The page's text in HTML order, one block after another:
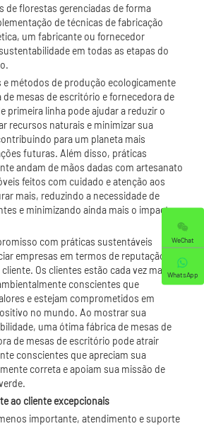
de florestas gerenciadas de forma
de técnicas de fabricação
um fabricante ou fornecedor
em todas as etapas do
e métodos de produção ecologicamente
mesas de escritório e fornecedora de
primeira linha pode ajudar a reduzir o
recursos naturais e minimizar sua
para um planeta mais
futuras. Além disso, práticas
andam de mãos dadas com artesanato
feitos com cuidado e atenção aos
mais, reduzindo a necessidade de
e minimizando ainda mais o impacto
com práticas sustentáveis
empresas em termos de reputação de
Os clientes estão cada vez mais
conscientes que
e estejam comprometidos em
no mundo. Ao mostrar sua
uma ótima fábrica de mesas de
de mesas de escritório pode atrair
conscientes que apreciam sua
correta e apoiam sua missão de
ao cliente excepcionais
importante, atendimento e suporte
WeChat
WhatsApp